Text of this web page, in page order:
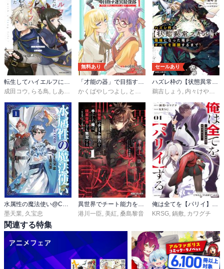
転生してハイエルフになりましたが、スローライフは120年で飽きました -Highelf with a long life-
成田コウ, らる鳥, しあびす
無料あり
「才能の器」で目指す迷宮最深部 スキル横伸ばしのはずが、万能チートだった！
かくばやしつよし , とんび
セールあり
ハズレ枠の【状態異常スキル】で最強になった俺がすべてを蹂躙するまで
鵜吉しょう , 内々けやき
墨天業 久宝忠
港川一臣 美紅 桑島黎音
KRSG 鍋敷 カワグチ
関連する特集